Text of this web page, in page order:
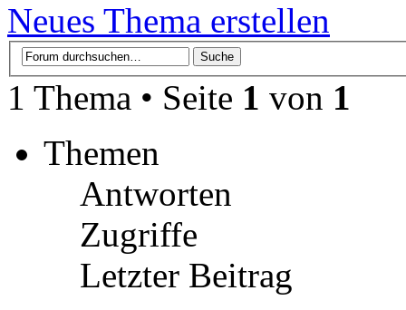
Neues Thema erstellen
1 Thema • Seite 1 von 1
Themen
Antworten
Zugriffe
Letzter Beitrag